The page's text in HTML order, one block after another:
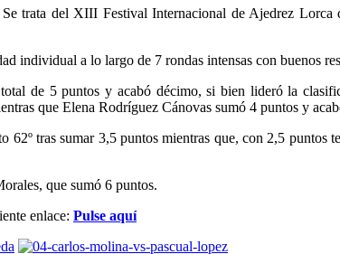
trata del XIII Festival Internacional de Ajedrez
individual a lo largo de 7 rondas intensas con buenos
de 5 puntos y acabó décimo, si bien lideró la
que Elena Rodríguez Cánovas sumó 4 puntos y
tras sumar 3,5 puntos mientras que, con 2,5
que sumó 6 puntos.
enlace: Pulse aquí